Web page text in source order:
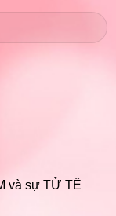
và sự TỬ TẾ